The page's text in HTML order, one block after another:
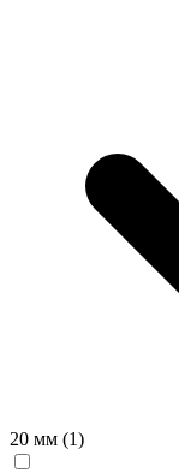
20 мм (1)